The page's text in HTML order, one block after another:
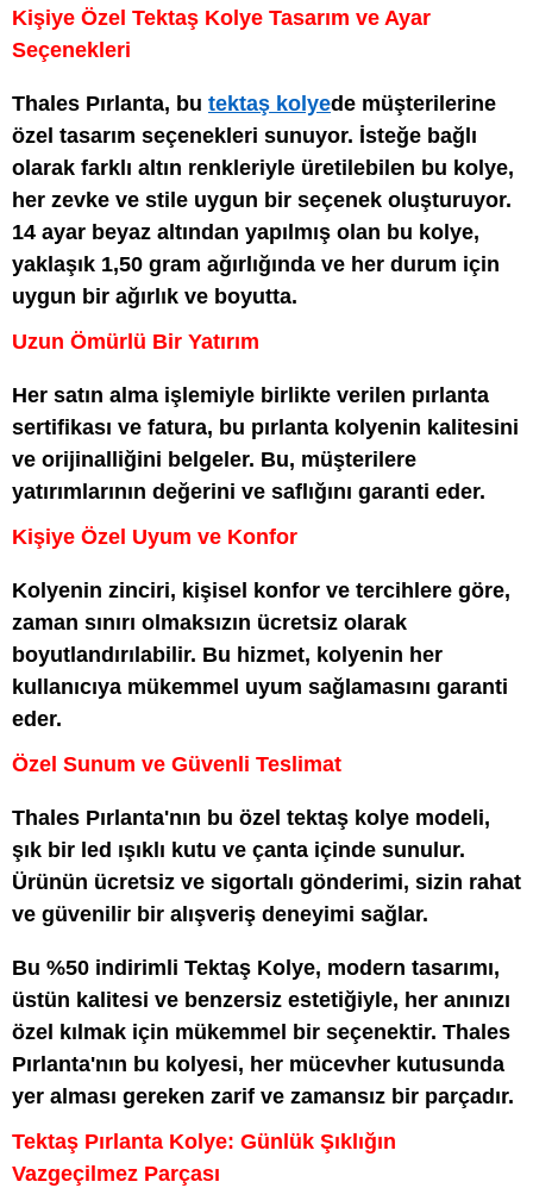
Kişiye Özel Tektaş Kolye Tasarım ve Ayar
Seçenekleri
Thales Pırlanta, bu tektaş kolyede müşterilerine
özel tasarım seçenekleri sunuyor. İsteğe bağlı
olarak farklı altın renkleriyle üretilebilen bu kolye,
her zevke ve stile uygun bir seçenek oluşturuyor.
14 ayar beyaz altından yapılmış olan bu kolye,
yaklaşık 1,50 gram ağırlığında ve her durum için
uygun bir ağırlık ve boyutta.
Uzun Ömürlü Bir Yatırım
Her satın alma işlemiyle birlikte verilen pırlanta
sertifikası ve fatura, bu pırlanta kolyenin kalitesini
ve orijinalliğini belgeler. Bu, müşterilere
yatırımlarının değerini ve saflığını garanti eder.
Kişiye Özel Uyum ve Konfor
Kolyenin zinciri, kişisel konfor ve tercihlere göre,
zaman sınırı olmaksızın ücretsiz olarak
boyutlandırılabilir. Bu hizmet, kolyenin her
kullanıcıya mükemmel uyum sağlamasını garanti
eder.
Özel Sunum ve Güvenli Teslimat
Thales Pırlanta'nın bu özel tektaş kolye modeli,
şık bir led ışıklı kutu ve çanta içinde sunulur.
Ürünün ücretsiz ve sigortalı gönderimi, sizin rahat
ve güvenilir bir alışveriş deneyimi sağlar.
Bu %50 indirimli Tektaş Kolye, modern tasarımı,
üstün kalitesi ve benzersiz estetiğiyle, her anınızı
özel kılmak için mükemmel bir seçenektir. Thales
Pırlanta'nın bu kolyesi, her mücevher kutusunda
yer alması gereken zarif ve zamansız bir parçadır.
Tektaş Pırlanta Kolye: Günlük Şıklığın
Vazgeçilmez Parçası